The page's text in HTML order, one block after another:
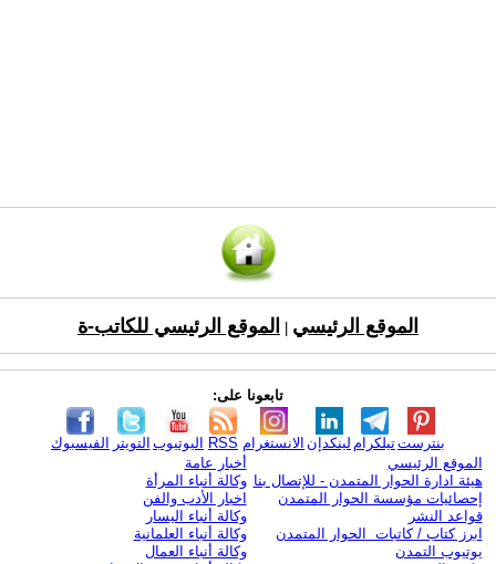
الموقع الرئيسي الموقع الرئيسي للكاتب-ة
تابعونا على:
الفيسبوك التويتر اليوتيوب RSS الانستغرام لينكدإن تيلكرامبنترست
الموقع الرئيسي
هيئة ادارة الحوار المتمدن - للإتصال بنا
إحصائيات مؤسسة الحوار المتمدن
قواعد النشر
ابرز كتاب / كاتبات الحوار المتمدن
يوتيوب التمدن
أخبار عامة
وكالة أنباء المرأة
اخبار الأدب والفن
وكالة أنباء اليسار
وكالة أنباء العلمانية
وكالة أنباء العمال